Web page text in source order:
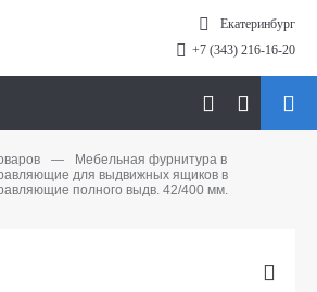
Екатеринбург
+7 (343) 216-16-20
—
Мебельная фурнитура в
для выдвижных ящиков в
полного выдв. 42/400 мм.